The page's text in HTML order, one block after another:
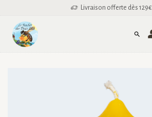
Livraison offerte dès 129€